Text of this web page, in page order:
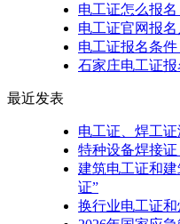
电工证怎么报名
电工证官网报名
电工证报名条件
石家庄电工证
最近发表
电工证、焊工
特种设备焊接
建筑电工证和
证”
换行业电工证